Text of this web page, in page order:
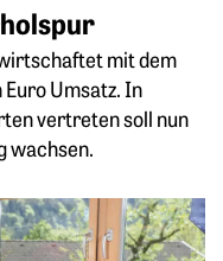
mit dem
Umsatz. In
vertreten soll nun
wachsen.